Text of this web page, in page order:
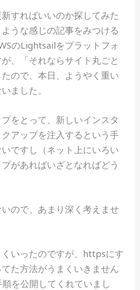
すればいいのか探してみた
うな感じの記事をみつける
のLightsailをプラットフォ
、「それならサイト丸ごと
ので、本日、ようやく重い
ました。
をとって、新しいインスタ
アップを注入するという手
ですし（ネット上にいろい
があればいざとなればどう
ので、あまり深く考えませ
いったのですが、httpsにす
た方法がうまくいきません
を公開してくれていまし